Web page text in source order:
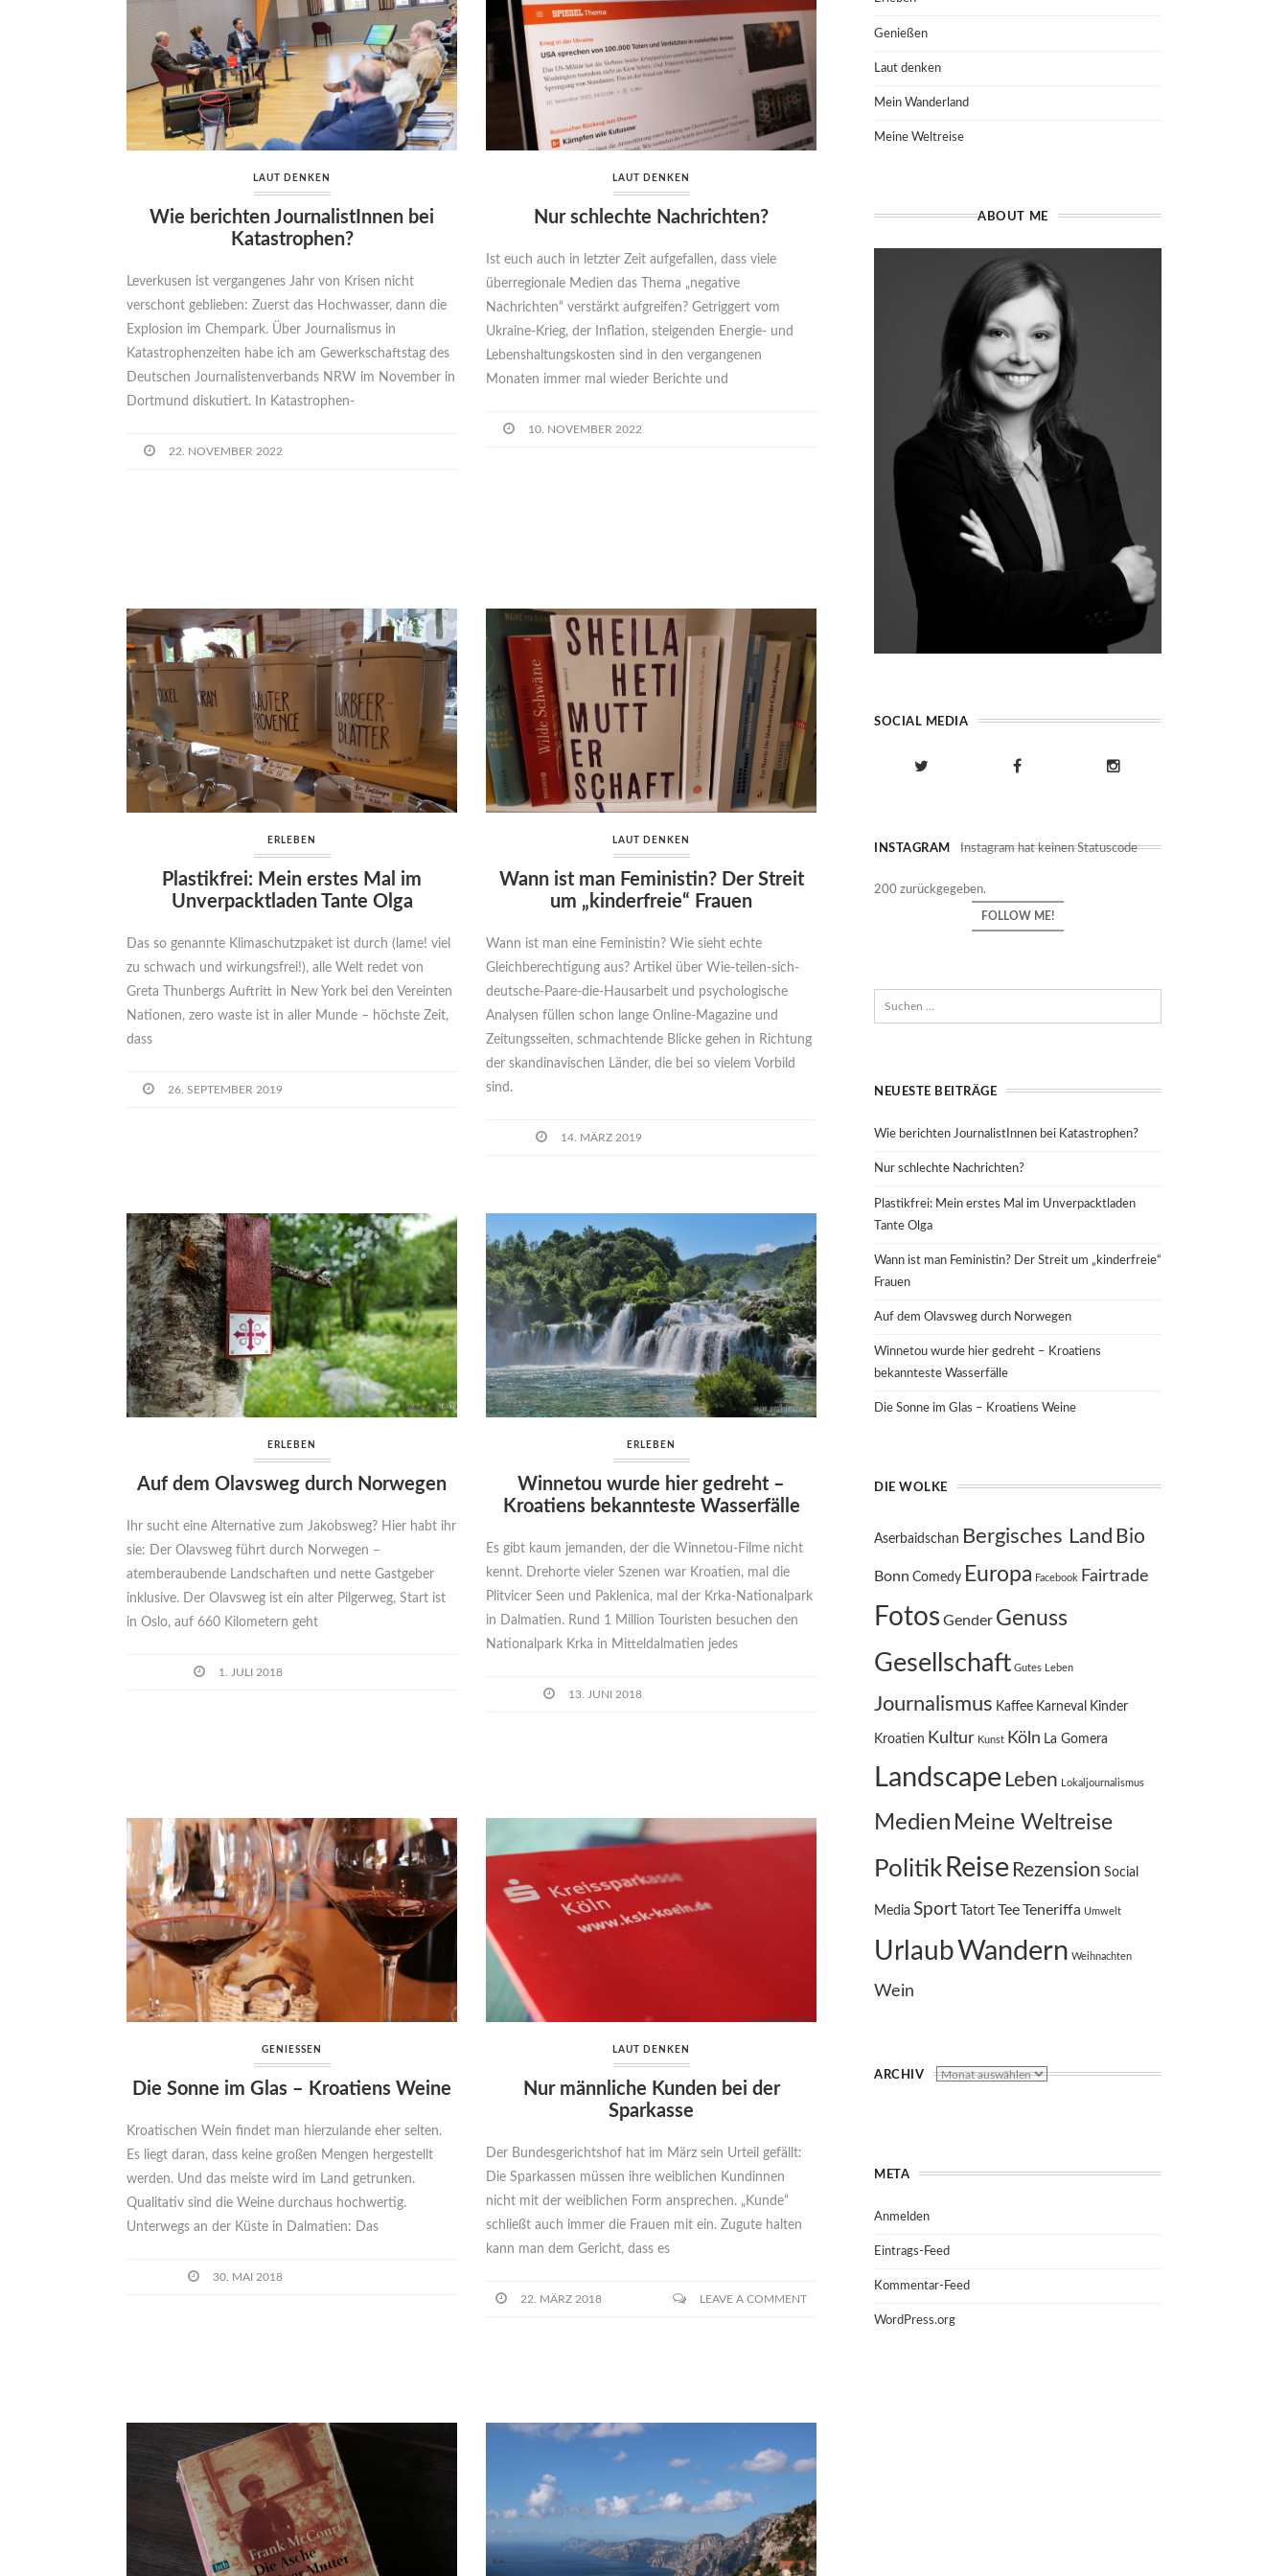
LAUT DENKEN
Wie berichten JournalistInnen bei
Katastrophen?
Leverkusen ist vergangenes Jahr von Krisen nicht
verschont geblieben: Zuerst das Hochwasser, dann die
Explosion im Chempark. Über Journalismus in
Katastrophenzeiten habe ich am Gewerkschaftstag des
Deutschen Journalistenverbands NRW im November in
Dortmund diskutiert. In Katastrophen-
22. NOVEMBER 2022
LAUT DENKEN
Nur schlechte Nachrichten?
Ist euch auch in letzter Zeit aufgefallen, dass viele
überregionale Medien das Thema „negative
Nachrichten“ verstärkt aufgreifen? Getriggert vom
Ukraine-Krieg, der Inflation, steigenden Energie- und
Lebenshaltungskosten sind in den vergangenen
Monaten immer mal wieder Berichte und
10. NOVEMBER 2022
ERLEBEN
Plastikfrei: Mein erstes Mal im
Unverpacktladen Tante Olga
Das so genannte Klimaschutzpaket ist durch (lame! viel
zu schwach und wirkungsfrei!), alle Welt redet von
Greta Thunbergs Auftritt in New York bei den Vereinten
Nationen, zero waste ist in aller Munde – höchste Zeit,
dass
26. SEPTEMBER 2019
LAUT DENKEN
Wann ist man Feministin? Der Streit
um „kinderfreie“ Frauen
Wann ist man eine Feministin? Wie sieht echte
Gleichberechtigung aus? Artikel über Wie-teilen-sich-
deutsche-Paare-die-Hausarbeit und psychologische
Analysen füllen schon lange Online-Magazine und
Zeitungsseiten, schmachtende Blicke gehen in Richtung
der skandinavischen Länder, die bei so vielem Vorbild
sind.
14. MÄRZ 2019
ERLEBEN
Auf dem Olavsweg durch Norwegen
Ihr sucht eine Alternative zum Jakobsweg? Hier habt ihr
sie: Der Olavsweg führt durch Norwegen –
atemberaubende Landschaften und nette Gastgeber
inklusive. Der Olavsweg ist ein alter Pilgerweg, Start ist
in Oslo, auf 660 Kilometern geht
1. JULI 2018
ERLEBEN
Winnetou wurde hier gedreht –
Kroatiens bekannteste Wasserfälle
Es gibt kaum jemanden, der die Winnetou-Filme nicht
kennt. Drehorte vieler Szenen war Kroatien, mal die
Plitvicer Seen und Paklenica, mal der Krka-Nationalpark
in Dalmatien. Rund 1 Million Touristen besuchen den
Nationalpark Krka in Mitteldalmatien jedes
13. JUNI 2018
GENIESSEN
Die Sonne im Glas – Kroatiens Weine
Kroatischen Wein findet man hierzulande eher selten.
Es liegt daran, dass keine großen Mengen hergestellt
werden. Und das meiste wird im Land getrunken.
Qualitativ sind die Weine durchaus hochwertig.
Unterwegs an der Küste in Dalmatien: Das
30. MAI 2018
LAUT DENKEN
Nur männliche Kunden bei der
Sparkasse
Der Bundesgerichtshof hat im März sein Urteil gefällt:
Die Sparkassen müssen ihre weiblichen Kundinnen
nicht mit der weiblichen Form ansprechen. „Kunde“
schließt auch immer die Frauen mit ein. Zugute halten
kann man dem Gericht, dass es
22. MÄRZ 2018 LEAVE A COMMENT
Genießen
Laut denken
Mein Wanderland
Meine Weltreise
ABOUT ME
SOCIAL MEDIA
INSTAGRAM Instagram hat keinen Statuscode
200 zurückgegeben.
FOLLOW ME!
NEUESTE BEITRÄGE
Wie berichten JournalistInnen bei Katastrophen?
Nur schlechte Nachrichten?
Plastikfrei: Mein erstes Mal im Unverpacktladen
Tante Olga
Wann ist man Feministin? Der Streit um „kinderfreie“
Frauen
Auf dem Olavsweg durch Norwegen
Winnetou wurde hier gedreht – Kroatiens
bekannteste Wasserfälle
Die Sonne im Glas – Kroatiens Weine
DIE WOLKE
Aserbaidschan Bergisches Land Bio
Bonn Comedy Europa Facebook Fairtrade
Fotos Gender Genuss
Gesellschaft Gutes Leben
Journalismus Kaffee Karneval Kinder
Kroatien Kultur Kunst Köln La Gomera
Landscape Leben Lokaljournalismus
Medien Meine Weltreise
Politik Reise Rezension Social
Media Sport Tatort TeeTeneriffa Umwelt
UrlaubWandern Weihnachten
Wein
ARCHIV
META
Anmelden
Eintrags-Feed
Kommentar-Feed
WordPress.org